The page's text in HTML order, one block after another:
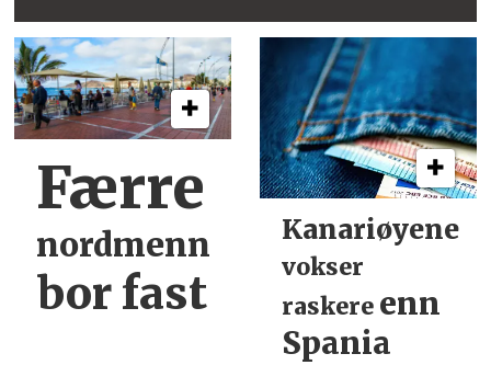
Færre
nordmenn
bor fast
Kanariøyene
vokser
raskere enn
Spania